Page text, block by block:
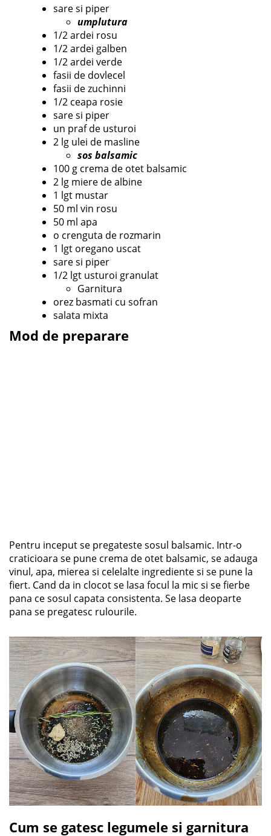
sare si piper
umplutura
1/2 ardei rosu
1/2 ardei galben
1/2 ardei verde
fasii de dovlecel
fasii de zuchinni
1/2 ceapa rosie
sare si piper
un praf de usturoi
2 lg ulei de masline
sos balsamic
100 g crema de otet balsamic
2 lg miere de albine
1 lgt mustar
50 ml vin rosu
50 ml apa
o crenguta de rozmarin
1 lgt oregano uscat
sare si piper
1/2 lgt usturoi granulat
Garnitura
orez basmati cu sofran
salata mixta
Mod de preparare
Pentru inceput se pregateste sosul balsamic. Intr-o
craticioara se pune crema de otet balsamic, se adauga
vinul, apa, mierea si celelalte ingrediente si se pune la
fiert. Cand da in clocot se lasa focul la mic si se fierbe
pana ce sosul capata consistenta. Se lasa deoparte
pana se pregatesc rulourile.
Cum se gatesc legumele si garnitura